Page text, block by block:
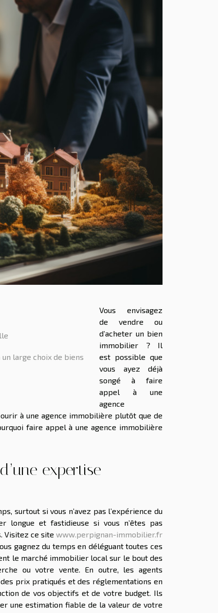
large choix de biens
Vous envisagez
de vendre ou
d’acheter un bien
immobilier ? Il
est possible que
vous ayez déjà
songé à faire
appel à une
agence
à une agence immobilière plutôt que de
faire appel à une agence immobilière
expertise
surtout si vous n’avez pas l’expérience du
longue et fastidieuse si vous n’êtes pas
Visitez ce site www.perpignan-immobilier.fr
gagnez du temps en déléguant toutes ces
le marché immobilier local sur le bout des
ou votre vente. En outre, les agents
prix pratiqués et des réglementations en
de vos objectifs et de votre budget. Ils
une estimation fiable de la valeur de votre